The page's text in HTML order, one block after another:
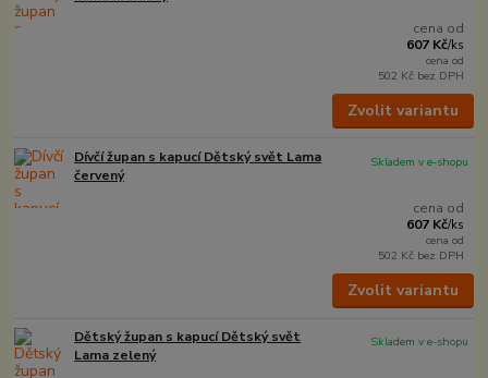
cena od
607 Kč/ks
cena od
502 Kč bez DPH
Zvolit variantu
Dívčí župan s kapucí Dětský svět Lama
červený
cena od
607 Kč/ks
cena od
502 Kč bez DPH
Skladem v e-shopu
Zvolit variantu
Dětský župan s kapucí Dětský svět
Lama zelený
Skladem v e-shopu